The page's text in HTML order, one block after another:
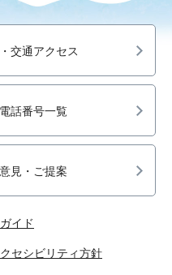
交通アクセス
話番号一覧
見・ご提案
イド
セシビリティ方針